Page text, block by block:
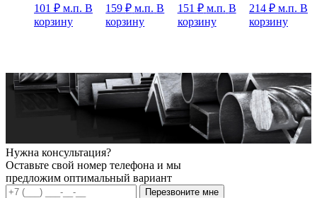
101 ₽ м.п. В
корзину
159₽ м.п. В
корзину
151 ₽ м.п. В
корзину
214 ₽ м.п. В
корзину
Нужна консультация?
Оставьте свой номер телефона и мы
предложим оптимальный вариант
Перезвоните мне